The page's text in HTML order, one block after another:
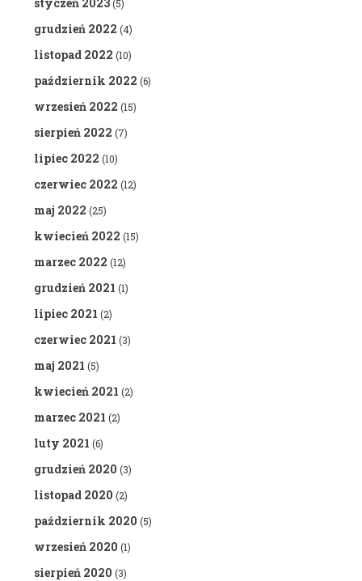
(5)
grudzień 2022 (4)
listopad 2022 (10)
październik 2022 (6)
wrzesień 2022 (15)
sierpień 2022 (7)
lipiec 2022 (10)
czerwiec 2022 (12)
maj 2022 (25)
kwiecień 2022 (15)
marzec 2022 (12)
grudzień 2021 (1)
lipiec 2021 (2)
czerwiec 2021 (3)
maj 2021 (5)
kwiecień 2021 (2)
marzec 2021 (2)
luty 2021 (6)
grudzień 2020 (3)
listopad 2020 (2)
październik 2020 (5)
wrzesień 2020 (1)
sierpień 2020 (3)